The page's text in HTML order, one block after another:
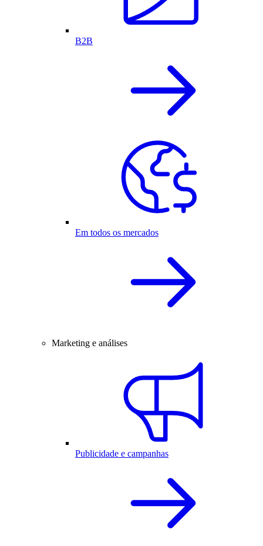
B2B
Em todos os mercados
Marketing e análises
Publicidade e campanhas